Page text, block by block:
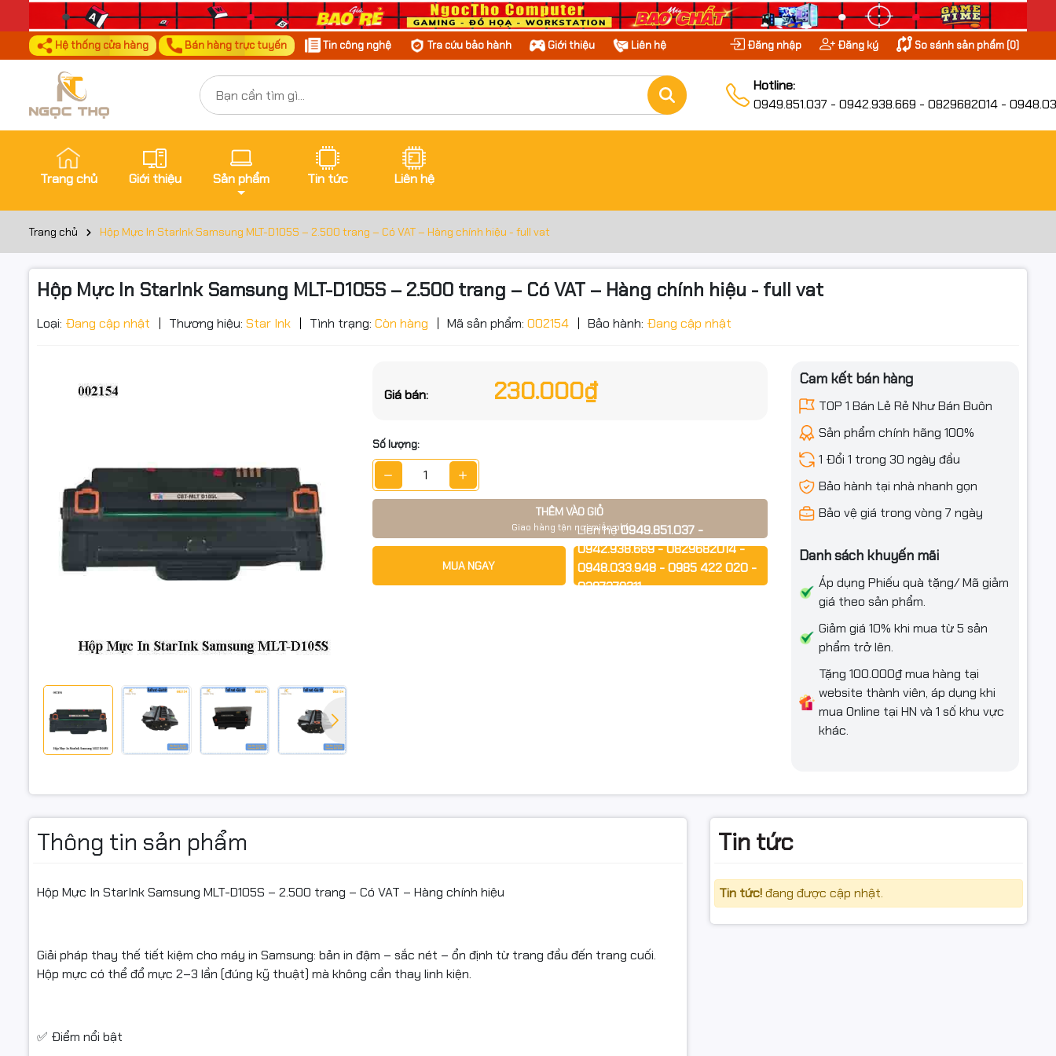
Hệ thống cửa hàng Bán hàng trực tuyến Tin công nghệ Tra cứu bảo hành Giới thiệu Liên hệ Đăng nhập Đăng ký So sánh sản phẩm (0)
Hotline:
0949.851.037 - 0942.938.669 - 0829682014 -
Trang chủ Giới thiệu Sản phẩm Tin tức Liên hệ
Trang chủ Hộp Mực In StarInk Samsung MLT-D105S – 2.500 trang – Có VAT – Hàng chính hiệu - full vat
Hộp Mực In StarInk Samsung MLT-D105S – 2.500 trang – Có VAT – Hàng chính hiệu - full vat
Loại: Đang cập nhật Thương hiệu: Star Ink Tình trạng: Còn hàng Mã sản phẩm: 002154 Bảo hành: Đang cập nhật
Giá bán: 230.000₫
Số lượng:
THÊM VÀO GIỎ
Giao hàng tận nơi miễn phí
MUA NGAY
Liên hệ0949.851.037 -
0942.938.669 - 0829682014 -
0948.033.948 - 0985 422 020 -
0387378211
Cam kết bán hàng
TOP 1 Bán Lẻ Rẻ Như Bán Buôn
Sản phẩm chính hãng 100%
1 Đổi 1 trong 30 ngày đầu
Bảo hành tại nhà nhanh gọn
Bảo vệ giá trong vòng 7 ngày
Danh sách khuyến mãi
Áp dụng Phiếu quà tặng/ Mã giảm
giá theo sản phẩm.
Giảm giá 10% khi mua từ 5 sản
phẩm trở lên.
Tặng 100.000₫ mua hàng tại
website thành viên, áp dụng khi
mua Online tại HN và 1 số khu vực
khác.
Thông tin sản phẩm
Hộp Mực In StarInk Samsung MLT-D105S – 2.500 trang – Có VAT – Hàng chính hiệu
Giải pháp thay thế tiết kiệm cho máy in Samsung: bản in đậm – sắc nét – ổn định từ trang đầu đến trang cuối.
Hộp mực có thể đổ mực 2–3 lần (đúng kỹ thuật) mà không cần thay linh kiện.
✅ Điểm nổi bật
Tin tức
Tin tức!đang được cập nhật.
Hộp Mực In StarInk Samsung MLT-D105S – 2.500 trang – Có VAT – Hàng chính hiệu
Giải pháp thay thế tiết kiệm cho máy in Samsung: bản in đậm – sắc nét – ổn định
từ trang đầu đến trang cuối. Hộp mực có thể đổ mực 2–3 lần (đúng kỹ thuật) mà
không cần thay linh kiện.
✅ Điểm nổi bật
Tiết kiệm chi phí: tái nạp nhiều lần, tối ưu giá trên mỗi trang in
🖨️ Tương thích máy in
Samsung ML: 1910, 1911, 1915, 2525, 2540, 2580, 2581
Có hóa đơn VAT đầy đủ
Hàng chính hiệu - full vat
Đặt trước sản phẩm để nhận thêm nhiều ưu đãi
GỬI THÔNG TIN